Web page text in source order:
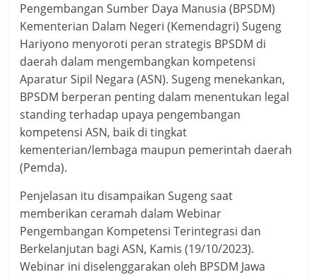
Pengembangan Sumber Daya Manusia (BPSDM)
Kementerian Dalam Negeri (Kemendagri) Sugeng
Hariyono menyoroti peran strategis BPSDM di
daerah dalam mengembangkan kompetensi
Aparatur Sipil Negara (ASN). Sugeng menekankan,
BPSDM berperan penting dalam menentukan legal
standing terhadap upaya pengembangan
kompetensi ASN, baik di tingkat
kementerian/lembaga maupun pemerintah daerah
(Pemda).
Penjelasan itu disampaikan Sugeng saat
memberikan ceramah dalam Webinar
Pengembangan Kompetensi Terintegrasi dan
Berkelanjutan bagi ASN, Kamis (19/10/2023).
Webinar ini diselenggarakan oleh BPSDM Jawa